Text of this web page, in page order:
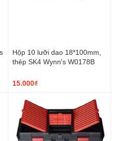
Hộp 10 lưỡi dao 18*100mm,
thép SK4 Wynn's W0178B
15.000₫